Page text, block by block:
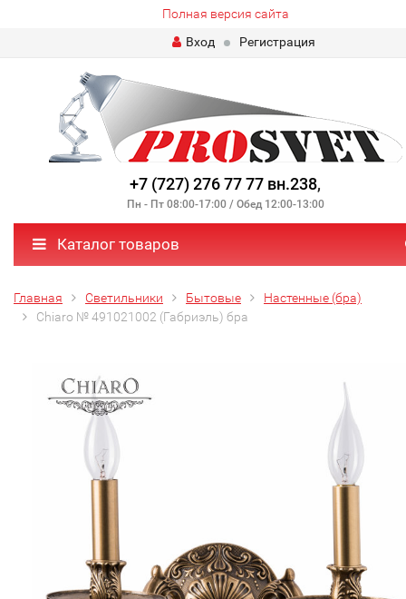
Полная версия сайта
Вход
Регистрация
+7 (727) 276 77 77 вн.238,
Пн - Пт 08:00-17:00 / Обед 12:00-13:00
Каталог товаров
Главная Светильники Бытовые
Настенные (бра)
Chiaro № 491021002 (Габриэль) бра